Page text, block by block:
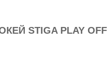
STIGA PLAY